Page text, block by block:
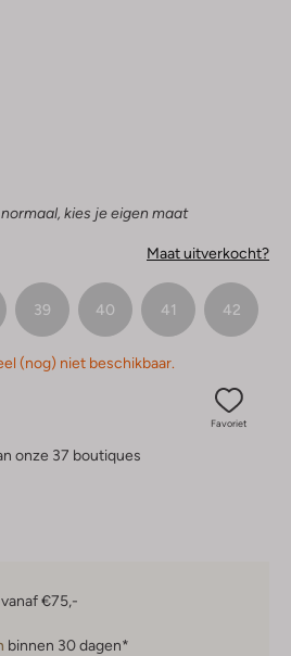
kies je eigen maat
Maat uitverkocht?
39 40 41 42
(nog) niet beschikbaar.
Favoriet
onze 37 boutiques
vanaf €75,-
binnen 30 dagen*